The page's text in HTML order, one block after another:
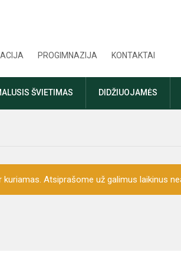
PROGIMNAZIJA KONTAKTAI
ŠVIETIMAS DIDŽIUOJAMĖS
Atsiprašome už galimus laikinus